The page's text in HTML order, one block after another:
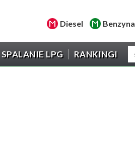
Diesel Benzyna
SPALANIE LPG RANKINGI